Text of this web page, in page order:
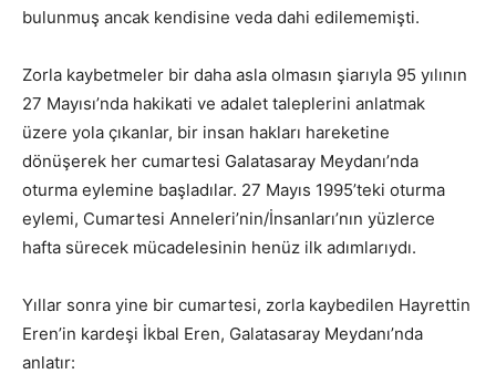
bulunmuş ancak kendisine veda dahi edilememişti.
Zorla kaybetmeler bir daha asla olmasın şiarıyla 95 yılının
27 Mayısı’nda hakikati ve adalet taleplerini anlatmak
üzere yola çıkanlar, bir insan hakları hareketine
dönüşerek her cumartesi Galatasaray Meydanı’nda
oturma eylemine başladılar. 27 Mayıs 1995’teki oturma
eylemi, Cumartesi Anneleri’nin/İnsanları’nın yüzlerce
hafta sürecek mücadelesinin henüz ilk adımlarıydı.
Yıllar sonra yine bir cumartesi, zorla kaybedilen Hayrettin
Eren’in kardeşi İkbal Eren, Galatasaray Meydanı’nda
anlatır: